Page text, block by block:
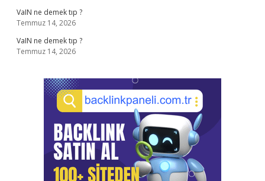
VaIN ne demek tıp ?
Temmuz 14, 2026
VaIN ne demek tıp ?
Temmuz 14, 2026